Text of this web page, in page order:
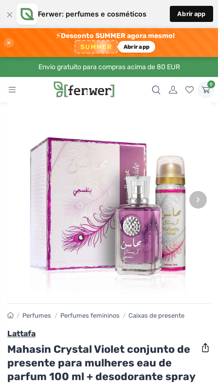
× Ferwer: perfumes e cosméticos Abrir app
×
⚡Desconto SUMMER agora mesmo!
SUMMER Abrir app
Envio gratuito para compras acima de 80 EUR
0
›
/ Perfumes / Perfumes femininos / Caixas de presente
Lattafa
Mahasin Crystal Violet conjunto de
presente para mulheres eau de
parfum 100 ml + desodorante spray